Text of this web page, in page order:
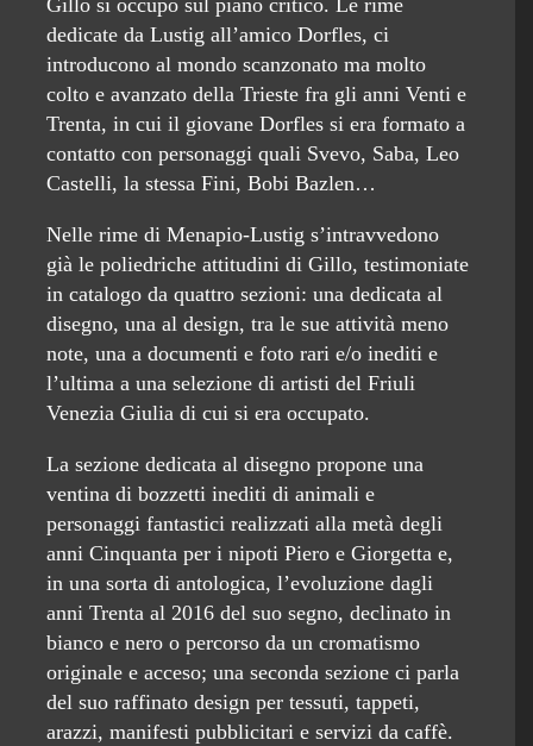
Gillo si occupò sul piano critico. Le rime
dedicate da Lustig all’amico Dorfles, ci
introducono al mondo scanzonato ma molto
colto e avanzato della Trieste fra gli anni Venti e
Trenta, in cui il giovane Dorfles si era formato a
contatto con personaggi quali Svevo, Saba, Leo
Castelli, la stessa Fini, Bobi Bazlen…
Nelle rime di Menapio-Lustig s’intravvedono
già le poliedriche attitudini di Gillo, testimoniate
in catalogo da quattro sezioni: una dedicata al
disegno, una al design, tra le sue attività meno
note, una a documenti e foto rari e/o inediti e
l’ultima a una selezione di artisti del Friuli
Venezia Giulia di cui si era occupato.
La sezione dedicata al disegno propone una
ventina di bozzetti inediti di animali e
personaggi fantastici realizzati alla metà degli
anni Cinquanta per i nipoti Piero e Giorgetta e,
in una sorta di antologica, l’evoluzione dagli
anni Trenta al 2016 del suo segno, declinato in
bianco e nero o percorso da un cromatismo
originale e acceso; una seconda sezione ci parla
del suo raffinato design per tessuti, tappeti,
arazzi, manifesti pubblicitari e servizi da caffè.